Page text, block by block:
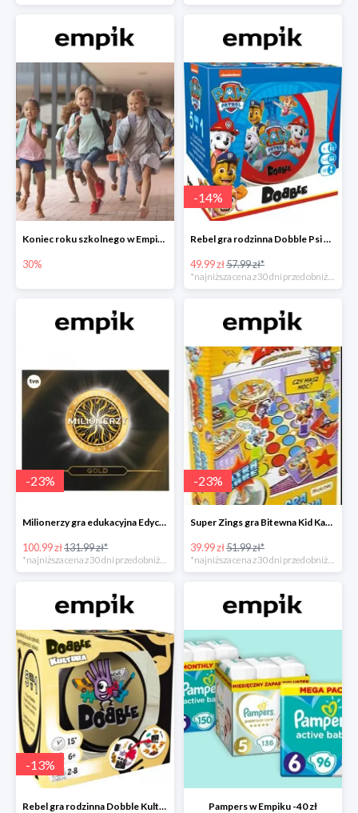
Koniec roku szkolnego w Empiku - prezenty dla dzieci i nauczycieli do -30%
30%
-14%
Rebel gra rodzinna Dobble Psi Patrol w Empiku Premium
49.99 zł57.99 zł*
-23%
Milionerzy gra edukacyjna Edycja Gold w super cenie w Empiku Premium
100.99 zł131.99 zł*
*najniższa cena z 30 dni przed obniżką
-23%
Super Zings gra Bitewna Kid Kazom w super cenie w Empiku Premium
39.99 zł51.99 zł*
*najniższa cena z 30 dni przed obniżką
-13%
Rebel gra rodzinna Dobble Kultura w super cenie w Empiku Premium Pampers w Empiku -40 zł